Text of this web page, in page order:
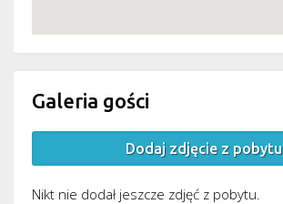
Galeria gości
Dodaj zdjęcie z pobytu
Nikt nie dodał jeszcze zdjęć z pobytu.